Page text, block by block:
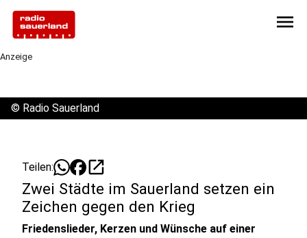
menu
Anzeige
© Radio Sauerland
Teilen: open_in_new
Zwei Städte im Sauerland setzen ein
Zeichen gegen den Krieg
Friedenslieder, Kerzen und Wünsche auf einer